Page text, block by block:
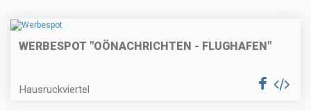
WERBESPOT "OÖNACHRICHTEN - FLUGHAFEN"
Hausruckviertel